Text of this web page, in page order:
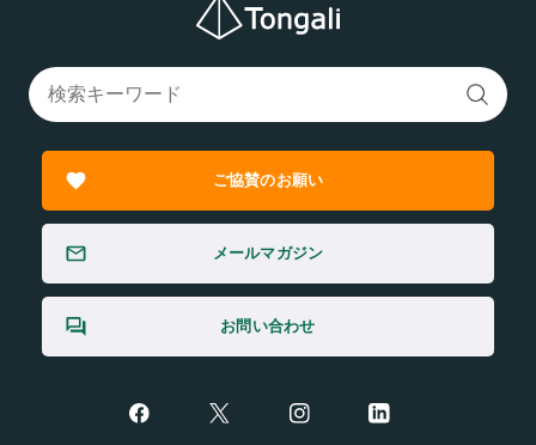
ご協賛のお願い
メールマガジン
お問い合わせ